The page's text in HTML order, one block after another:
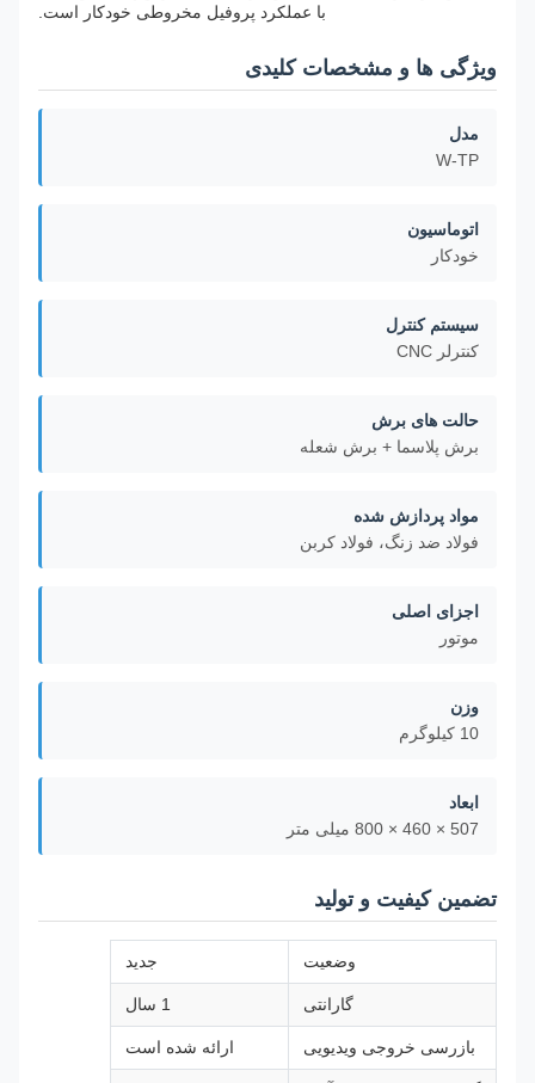
با عملکرد پروفیل مخروطی خودکار است.
ویژگی ها و مشخصات کلیدی
مدل
W-TP
اتوماسیون
خودکار
سیستم کنترل
کنترلر CNC
حالت های برش
برش پلاسما + برش شعله
مواد پردازش شده
فولاد ضد زنگ، فولاد کربن
اجزای اصلی
موتور
وزن
10 کیلوگرم
ابعاد
507 × 460 × 800 میلی متر
تضمین کیفیت و تولید
وضعیت جدید
گارانتی 1 سال
بازرسی خروجی ویدیویی ارائه شده است